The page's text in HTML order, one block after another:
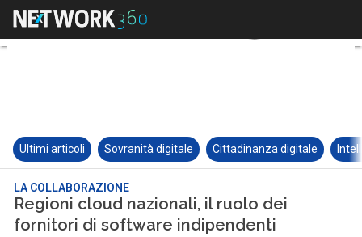
Ultimi articoli Sovranità digitale Cittadinanza digitale
LA COLLABORAZIONE
Regioni cloud nazionali, il ruolo dei
fornitori di software indipendenti